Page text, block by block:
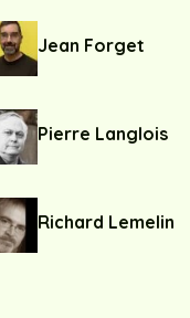
Jean Forget
Pierre Langlois
Richard Lemelin